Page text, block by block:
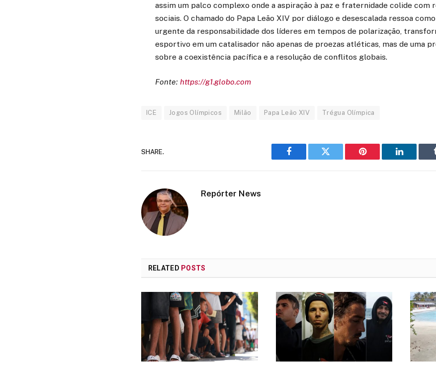
assim um palco complexo onde a aspiração à paz e fraternidade colide com
sociais. O chamado do Papa Leão XIV por diálogo e desescalada ressoa
urgente da responsabilidade dos líderes em tempos de polarização,
esportivo em um catalisador não apenas de proezas atléticas, mas de uma
sobre a coexistência pacífica e a resolução de conflitos globais.
Fonte: https://g1.globo.com
ICE Jogos Olímpicos Milão Papa Leão XIV Trégua Olímpica
SHARE.
Facebook Twitter Pinterest LinkedIn
Repórter News
RELATED POSTS